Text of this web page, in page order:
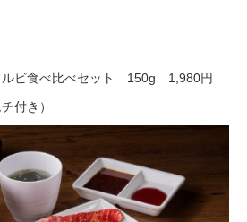
ルビ食べ比べセット 150g 1,980円
付き）